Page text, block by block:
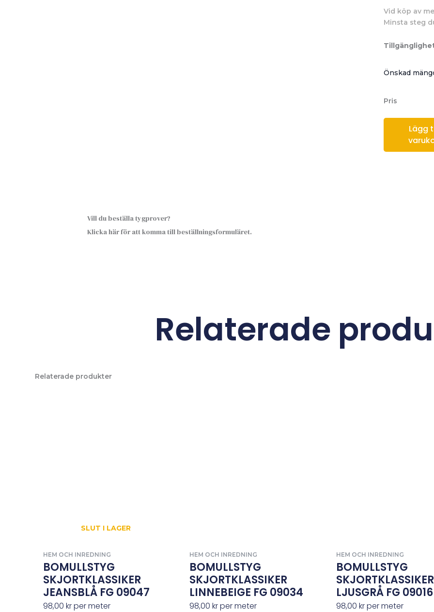
Vid köp av
Minsta steg
Önskad
Pris
Lägg
Vill du beställa tygprover?
Klicka här för att komma till beställningsformuläret.
Relaterade
Relaterade produkter
SLUT I LAGER
HEM OCH INREDNING
BOMULLSTYG
SKJORTKLASSIKER
JEANSBLÅ FG 09047
98,00 krper meter
HEM OCH INREDNING
BOMULLSTYG
SKJORTKLASSIKER
LINNEBEIGE FG 09034
98,00krper meter
HEM OCH INREDNING
BOMULLSTYG
SKJORTKLASSIKER
LJUSGRÅ FG 09016
98,00 krper meter